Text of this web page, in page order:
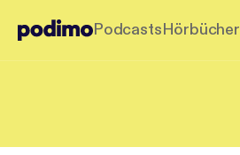
PodcastsHörbücher